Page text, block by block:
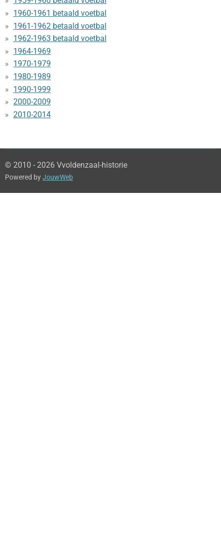
1960-1961 betaald voetbal
1961-1962 betaald voetbal
1962-1963 betaald voetbal
1964-1969
1970-1979
1980-1989
1990-1999
2000-2009
2010-2014
© 2010 - 2026 Vvoldenzaal-historie
Powered byJouwWeb